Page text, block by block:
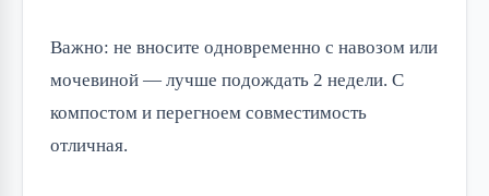
Важно: не вносите одновременно с навозом или
мочевиной — лучше подождать 2 недели. С
компостом и перегноем совместимость
отличная.